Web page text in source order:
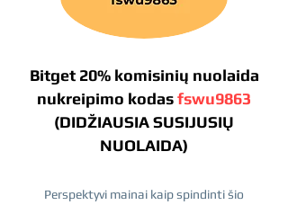
Bitget 20% komisinių nuolaida
nukreipimo kodasfswu9863
(DIDŽIAUSIA SUSIJUSIŲ
NUOLAIDA)
Perspektyvi mainai kaip spindinti šio